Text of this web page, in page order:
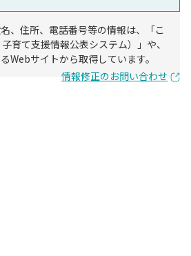
、住所、電話番号等の情報は、「こ
育て支援情報公表システム）」や、
Webサイトから取得しています。
情報修正のお問い合わせ